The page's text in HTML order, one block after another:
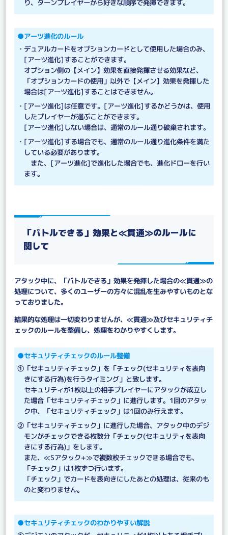
り、ターンプレイヤーから好きな順序で発揮できます。
●アーツ進化のルール
・デュアルカードをオプションカードとして使用した場合のみ、
[アーツ進化]することができます。
オプション側の【メイン】効果を直接発揮させる効果など、
「オプションカードの使用」以外で【メイン】効果を発揮した
場合は[アーツ進化]することはできません。
・[アーツ進化]は任意です。[アーツ進化]するかどうかは、使用
したプレイヤーが選ぶことができます。
[アーツ進化]しない場合は、通常のルール通り破棄されます。
・[アーツ進化]する場合でも、通常のルール通り進化条件を満た
している必要があります。
また、[アーツ進化]で進化した場合でも、進化ドローを行い
ます。
「バトルできる」効果と≪貫通≫のルールに
関して
アタック中に、「バトルできる」効果を発揮した場合の≪貫通≫の
処理について、多くのユーザーの方々に混乱を生みやすいものとな
っておりました。
結果的な処理は一切変わりませんが、≪貫通≫及びセキュリティチ
ェックのルールを整備し、処理をわかりやすくします。
●セキュリティチェックのルール整備
①「セキュリティチェック」を「チェック(セキュリティを表向
きにする行為)を行うタイミング」と致します。
セキュリティが1枚以上の相手プレイヤーにアタックが成立し
た場合「セキュリティチェック」に進行します。1回のアタッ
ク中、「セキュリティチェック」は1回のみ行えます。
②「セキュリティチェック」に進行した場合、アタック中のデジ
モンがチェックできる枚数分「チェック(セキュリティを表向
きにする行為)」をします。
また、≪Sアタック+≫で複数枚チェックできる場合でも、
「チェック」は1枚ずつ行います。
「チェック」でカードを表向きにしたあとの処理は、従来のも
のと変わりません。
●セキュリティチェックのわかりやすい解説